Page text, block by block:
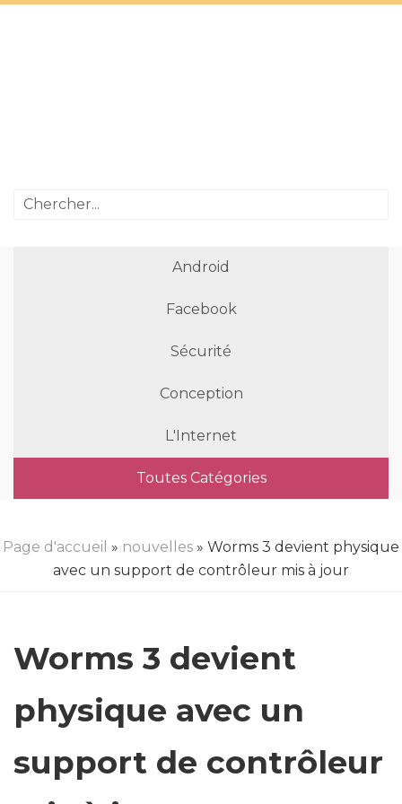
Android
Facebook
Sécurité
Conception
L'Internet
Toutes Catégories
Page d'accueil » nouvelles » Worms 3 devient physique
avec un support de contrôleur mis à jour
Worms 3 devient
physique avec un
support de contrôleur